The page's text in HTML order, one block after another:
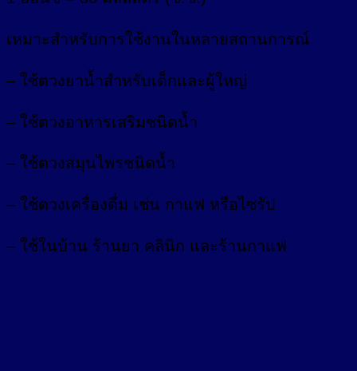
เหมาะสำหรับการใช้งานในหลายสถานการณ์
– ใช้ตวงยาน้ำสำหรับเด็กและผู้ใหญ่
– ใช้ตวงอาหารเสริมชนิดน้ำ
– ใช้ตวงสมุนไพรชนิดน้ำ
– ใช้ตวงเครื่องดื่ม เช่น กาแฟ หรือไซรัป
– ใช้ในบ้าน ร้านยา คลินิก และร้านกาแฟ